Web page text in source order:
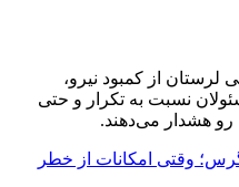
لرستان از کمبود نیرو،
نسبت به تکرار و حتی
رو هشدار می‌دهند.